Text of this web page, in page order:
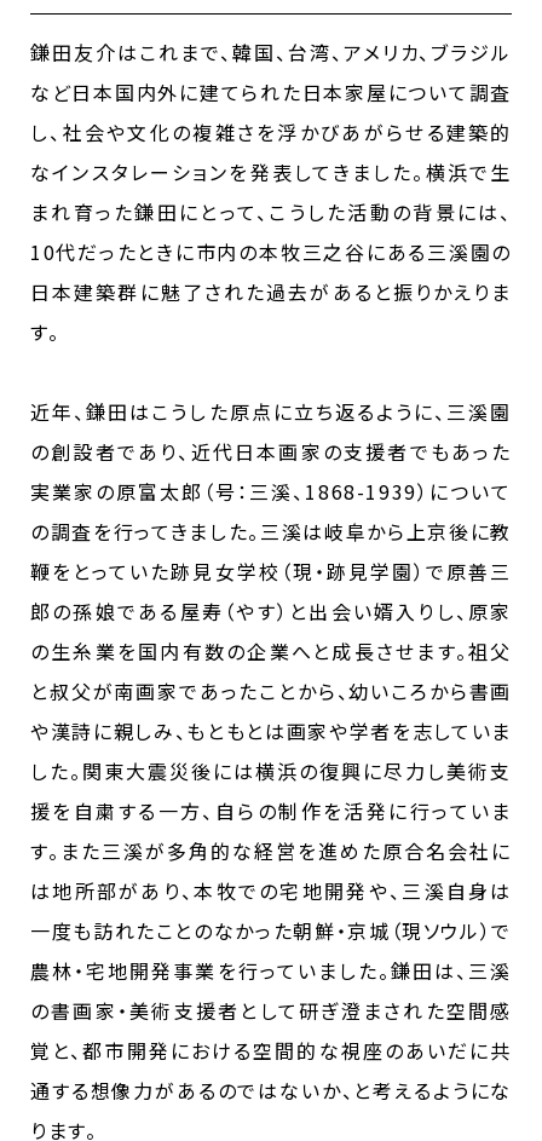
鎌田友介はこれまで、韓国、台湾、アメリカ、ブラジル
など日本国内外に建てられた日本家屋について調査
し、社会や文化の複雑さを浮かびあがらせる建築的
なインスタレーションを発表してきました。横浜で生
まれ育った鎌田にとって、こうした活動の背景には、
10代だったときに市内の本牧三之谷にある三溪園の
日本建築群に魅了された過去があると振りかえりま
す。
近年、鎌田はこうした原点に立ち返るように、三溪園
の創設者であり、近代日本画家の支援者でもあった
実業家の原富太郎（号：三溪、1868-1939）について
の調査を行ってきました。三溪は岐阜から上京後に教
鞭をとっていた跡見女学校（現・跡見学園）で原善三
郎の孫娘である屋寿（やす）と出会い婿入りし、原家
の生糸業を国内有数の企業へと成長させます。祖父
と叔父が南画家であったことから、幼いころから書画
や漢詩に親しみ、もともとは画家や学者を志していま
した。関東大震災後には横浜の復興に尽力し美術支
援を自粛する一方、自らの制作を活発に行っていま
す。また三溪が多角的な経営を進めた原合名会社に
は地所部があり、本牧での宅地開発や、三溪自身は
一度も訪れたことのなかった朝鮮・京城（現ソウル）で
農林・宅地開発事業を行っていました。鎌田は、三溪
の書画家・美術支援者として研ぎ澄まされた空間感
覚と、都市開発における空間的な視座のあいだに共
通する想像力があるのではないか、と考えるようにな
ります。